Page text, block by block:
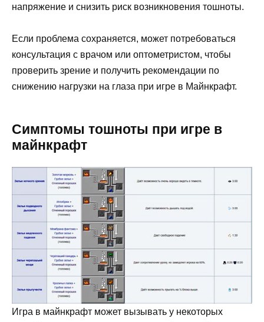
напряжение и снизить риск возникновения тошноты.
Если проблема сохраняется, может потребоваться
консультация с врачом или оптометристом, чтобы
проверить зрение и получить рекомендации по
снижению нагрузки на глаза при игре в Майнкрафт.
Симптомы тошноты при игре в
майнкрафт
Игра в майнкрафт может вызывать у некоторых